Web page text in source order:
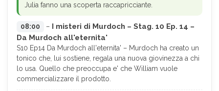
Julia fanno una scoperta raccapricciante.
08:00 – I misteri di Murdoch – Stag. 10 Ep. 14 –
Da Murdoch all'eternita'
S10 Ep14 Da Murdoch all'eternita' – Murdoch ha creato un
tonico che, lui sostiene, regala una nuova giovinezza a chi
lo usa. Quello che preoccupa e' che William vuole
commercializzare il prodotto.